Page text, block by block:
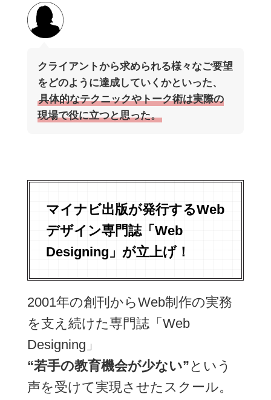
クライアントから求められる様々なご要望
をどのように達成していくかといった、
具体的なテクニックやトーク術は実際の
現場で役に立つと思った。
マイナビ出版が発行するWeb
デザイン専門誌「Web
Designing」が立上げ！
2001年の創刊からWeb制作の実務
を支え続けた専門誌「Web
Designing」
“若手の教育機会が少ない”という
声を受けて実現させたスクール。